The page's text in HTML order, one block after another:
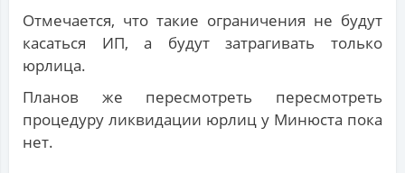
Отмечается, что такие ограничения не будут
касаться ИП, а будут затрагивать только
юрлица.
Планов же пересмотреть пересмотреть
процедуру ликвидации юрлиц у Минюста пока
нет.